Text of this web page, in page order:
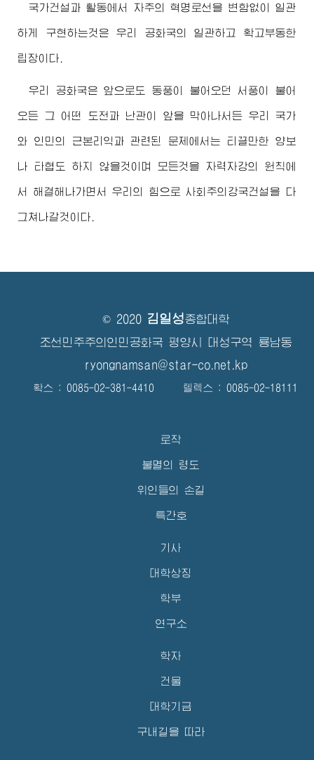
국가건설과 활동에서 자주의 혁명로선을 변함없이 일관
하게 구현하는것은 우리 공화국의 일관하고 확고부동한
립장이다.
우리 공화국은 앞으로도 동풍이 불어오던 서풍이 불어
오든 그 어떤 도전과 난관이 앞을 막아나서든 우리 국가
와 인민의 근본리익과 관련된 문제에서는 티끌만한 양보
나 타협도 하지 않을것이며 모든것을 자력자강의 원칙에
서 해결해나가면서 우리의 힘으로 사회주의강국건설을 다
그쳐나갈것이다.
© 2020 김일성종합대학
조선민주주의인민공화국 평양시 대성구역 룡남동
ryongnamsan@star-co.net.kp
확스 : 0085-02-381-4410 텔렉스 : 0085-02-18111
로작
불멸의 령도
위인들의 손길
특간호
기사
대학상징
학부
연구소
학자
건물
대학기금
구내길을 따라